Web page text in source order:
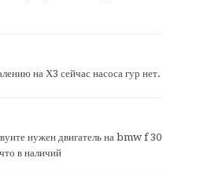
на Х3 сейчас насоса гур нет.
нужен двигатель на bmw f 30
в наличий